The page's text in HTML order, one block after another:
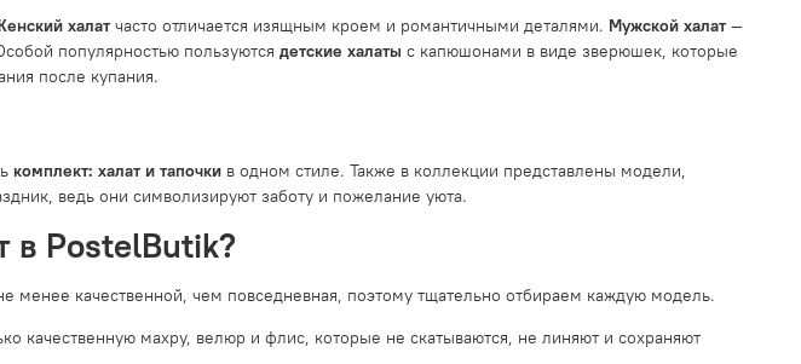
халатчасто отличается изящным кроем и романтичными деталями. Мужской халат—
популярностью пользуются детские халаты с капюшонами в виде зверюшек, которые
после купания.
комплект: халат и тапочкив одном стиле. Также в коллекции представлены модели,
ведь они символизируют заботу и пожелание уюта.
в PostelButik?
качественной, чем повседневная, поэтому тщательно отбираем каждую модель.
качественную махру, велюр и флис, которые не скатываются, не линяют и сохраняют